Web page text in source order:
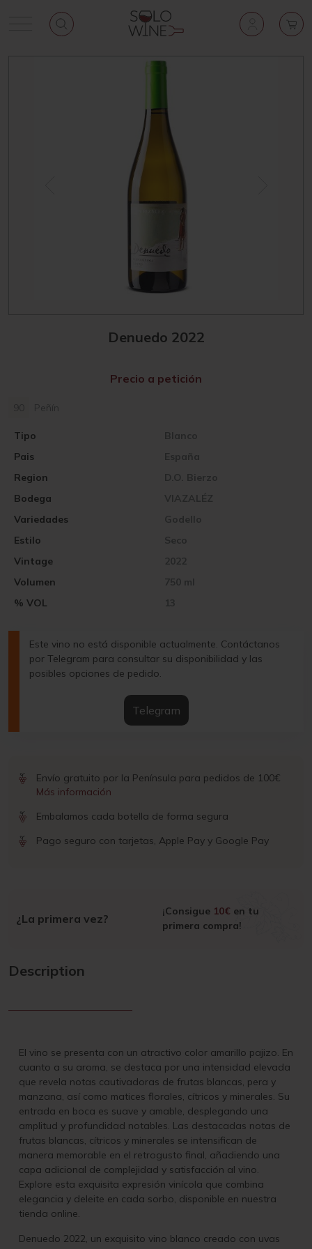
Denuedo 2022
Peñín
Pais España
Vintage 2022
Region D.O. Bierzo
Volumen 750 ml
Bodega VIAZALÉZ
% VOL 13
Variedades Godello
Tipo Blanco
Estilo Seco
Precio a petición
Este vino no está disponible actualmente. Contáctanos
por Telegram para consultar su disponibilidad y las
posibles opciones de pedido.
Telegram
Envío gratuito por la Península para pedidos de 100€
Más información
Embalamos cada botella de forma segura
Pago seguro con tarjetas, Apple Pay y Google Pay
¿La primera vez?
¡Consigue 10€ en tu
primera compra!
Description
El vino se presenta con un atractivo color amarillo pajizo. En
cuanto a su aroma, se destaca por una intensidad elevada
que revela notas cautivadoras de frutas blancas, pera y
manzana, así como matices florales, cítricos y minerales. Su
entrada en boca es suave y amable, desplegando una
amplitud y profundidad notables. Las destacadas notas de
frutas blancas, cítricos y minerales se intensifican de
manera memorable en el retrogusto final, añadiendo una
capa adicional de complejidad y satisfacción al vino.
Explore esta exquisita expresión vinícola que combina
elegancia y deleite en cada sorbo, disponible en nuestra
tienda online.
Denuedo 2022, un exquisito vino blanco creado con uvas